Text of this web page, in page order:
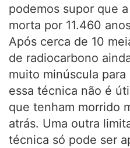
podemos supor que
morta por 11.460
Após cerca de 10
de radiocarbono
muito minúscula
essa técnica não é
que tenham morrido
atrás. Uma outra
técnica só pode ser